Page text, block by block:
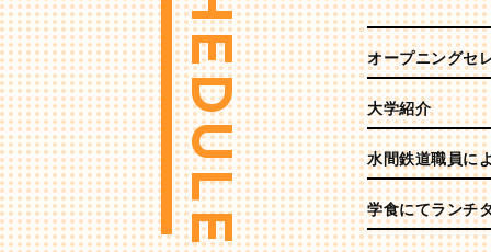
SCHEDULE オープニングセ
大学紹介
水間鉄道職員に
学食にてランチ